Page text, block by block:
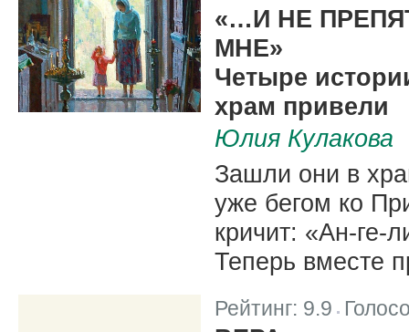
«…И НЕ
МНЕ»
Четыре
храм привели
Юлия Кулакова
Зашли они в
уже бегом ко
кричит: «Ан-
Теперь вместе
Рейтинг: 9.9 |